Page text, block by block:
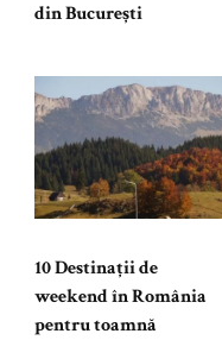
din București
10 Destinații de
weekend în România
pentru toamnă